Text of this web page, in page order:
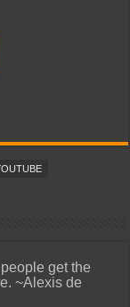
get the
~Alexis de